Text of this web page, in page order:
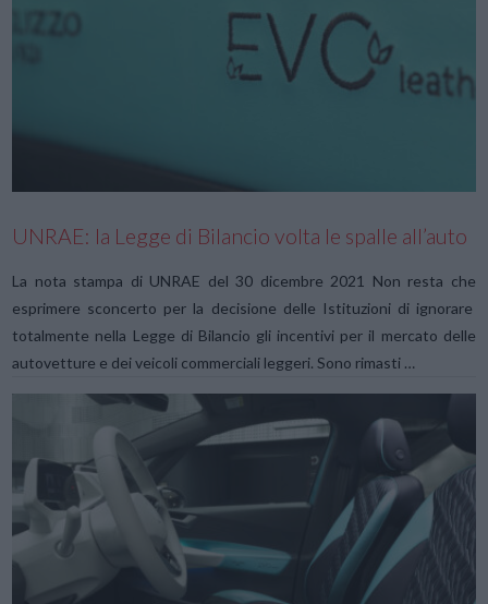
UNRAE: la Legge di Bilancio volta le spalle all’auto
La nota stampa di UNRAE del 30 dicembre 2021 Non resta che
esprimere sconcerto per la decisione delle Istituzioni di ignorare
totalmente nella Legge di Bilancio gli incentivi per il mercato delle
autovetture e dei veicoli commerciali leggeri. Sono rimasti …